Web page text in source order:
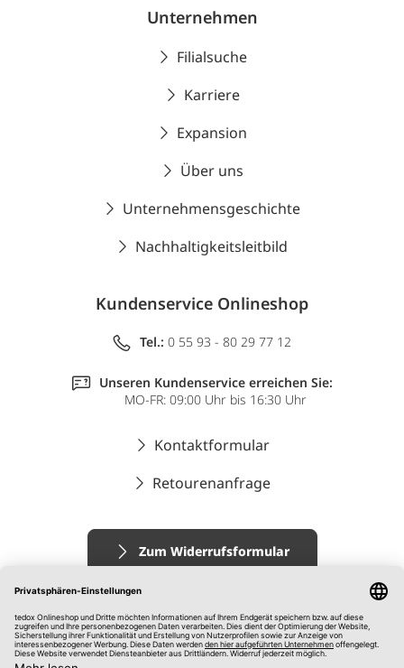
Unternehmen
Filialsuche
Karriere
Expansion
Über uns
Unternehmensgeschichte
Nachhaltigkeitsleitbild
Kundenservice Onlineshop
Tel.: 0 55 93 - 80 29 77 12
Unseren Kundenservice erreichen Sie:
MO-FR: 09:00 Uhr bis 16:30 Uhr
Kontaktformular
Retourenanfrage
Zum Widerrufsformular
Impressum
AGB